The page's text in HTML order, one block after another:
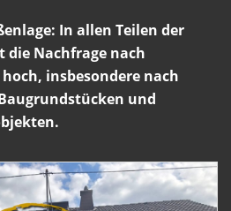
In allen Teilen der
die Nachfrage nach
insbesondere nach
und